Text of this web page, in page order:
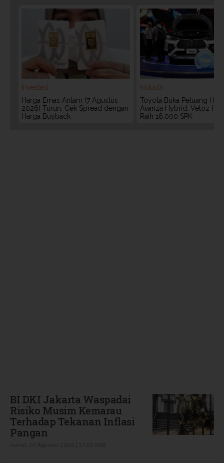
Investasi
Harga Emas Antam (7 Agustus
2026) Turun, Cek Spread dengan
Harga Buyback
Industri
Toyota Buka Peluang
Avanza Hybrid, Veloz
Raih 16.000 SPK
BI DKI Jakarta Waspadai
Risiko Musim Kemarau
Terhadap Tekanan Inflasi
Pangan